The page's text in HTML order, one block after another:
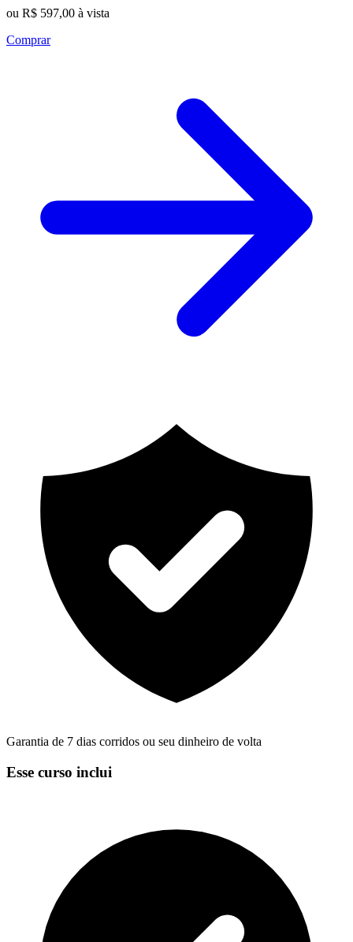
ou R$ 597,00 à vista
Comprar
Garantia de 7 dias corridos ou seu dinheiro de volta
Esse curso inclui